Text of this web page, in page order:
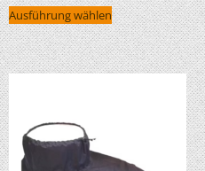
Ausführung wählen